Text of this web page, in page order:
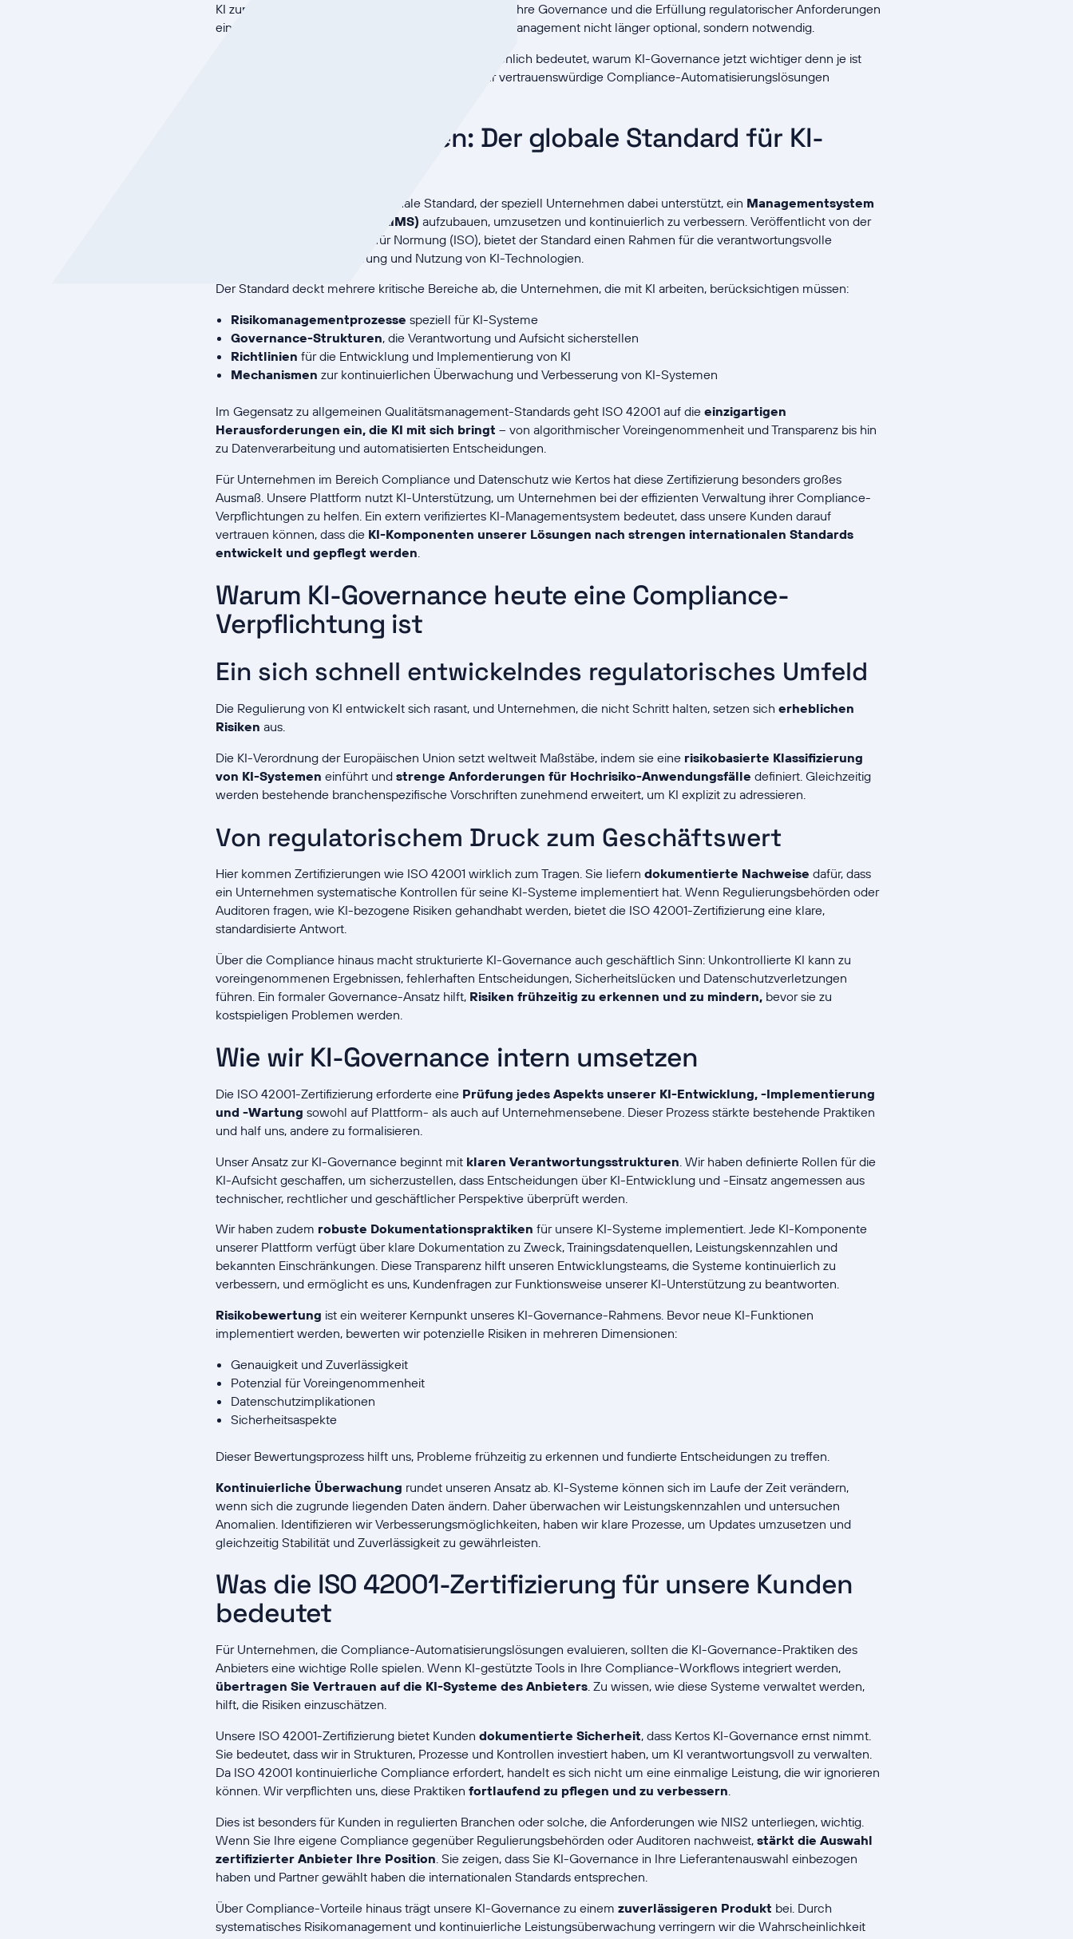
KI zunehmend in die Arbeitsweise von Unternehmen, ihre Governance und die Erfüllung regulatorischer Anforderungen
eingebettet wird, ist ein strukturierter Ansatz zum KI-Management nicht länger optional, sondern notwendig.
tatsächlich bedeutet, warum KI-Governance jetzt wichtiger denn je ist
und wie diese Zertifizierung unser Engagement für vertrauenswürdige Compliance-Automatisierungslösungen
ISO 42001 verstehen: Der globale Standard für KI-
ISO 42001 ist der erste internationale Standard, der speziell Unternehmen dabei unterstützt, ein Managementsystem
für Künstliche Intelligenz (AIMS) aufzubauen, umzusetzen und kontinuierlich zu verbessern. Veröffentlicht von der
Internationalen Organisation für Normung (ISO), bietet der Standard einen Rahmen für die verantwortungsvolle
Entwicklung, Implementierung und Nutzung von KI-Technologien.
Der Standard deckt mehrere kritische Bereiche ab, die Unternehmen, die mit KI arbeiten, berücksichtigen müssen:
Risikomanagementprozesse speziell für KI-Systeme
Governance-Strukturen, die Verantwortung und Aufsicht sicherstellen
Richtlinien für die Entwicklung und Implementierung von KI
Mechanismen zur kontinuierlichen Überwachung und Verbesserung von KI-Systemen
Im Gegensatz zu allgemeinen Qualitätsmanagement-Standards geht ISO 42001 auf die einzigartigen
Herausforderungen ein, die KI mit sich bringt – von algorithmischer Voreingenommenheit und Transparenz bis hin
zu Datenverarbeitung und automatisierten Entscheidungen.
Für Unternehmen im Bereich Compliance und Datenschutz wie Kertos hat diese Zertifizierung besonders großes
Ausmaß. Unsere Plattform nutzt KI-Unterstützung, um Unternehmen bei der effizienten Verwaltung ihrer Compliance-
Verpflichtungen zu helfen. Ein extern verifiziertes KI-Managementsystem bedeutet, dass unsere Kunden darauf
vertrauen können, dass die KI-Komponenten unserer Lösungen nach strengen internationalen Standards
entwickelt und gepflegt werden.
Warum KI-Governance heute eine Compliance-
Verpflichtung ist
Ein sich schnell entwickelndes regulatorisches Umfeld
Die Regulierung von KI entwickelt sich rasant, und Unternehmen, die nicht Schritt halten, setzen sich erheblichen
Risiken aus.
Die KI-Verordnung der Europäischen Union setzt weltweit Maßstäbe, indem sie eine risikobasierte Klassifizierung
von KI-Systemen einführt und strenge Anforderungen für Hochrisiko-Anwendungsfälle definiert. Gleichzeitig
werden bestehende branchenspezifische Vorschriften zunehmend erweitert, um KI explizit zu adressieren.
Von regulatorischem Druck zum Geschäftswert
Hier kommen Zertifizierungen wie ISO 42001 wirklich zum Tragen. Sie liefern dokumentierte Nachweise dafür, dass
ein Unternehmen systematische Kontrollen für seine KI-Systeme implementiert hat. Wenn Regulierungsbehörden oder
Auditoren fragen, wie KI-bezogene Risiken gehandhabt werden, bietet die ISO 42001-Zertifizierung eine klare,
standardisierte Antwort.
Über die Compliance hinaus macht strukturierte KI-Governance auch geschäftlich Sinn: Unkontrollierte KI kann zu
voreingenommenen Ergebnissen, fehlerhaften Entscheidungen, Sicherheitslücken und Datenschutzverletzungen
führen. Ein formaler Governance-Ansatz hilft, Risiken frühzeitig zu erkennen und zu mindern, bevor sie zu
kostspieligen Problemen werden.
Wie wir KI-Governance intern umsetzen
Die ISO 42001-Zertifizierung erforderte eine Prüfung jedes Aspekts unserer KI-Entwicklung, -Implementierung
und -Wartung sowohl auf Plattform- als auch auf Unternehmensebene. Dieser Prozess stärkte bestehende Praktiken
und half uns, andere zu formalisieren.
Unser Ansatz zur KI-Governance beginnt mit klaren Verantwortungsstrukturen . Wir haben definierte Rollen für die
KI-Aufsicht geschaffen, um sicherzustellen, dass Entscheidungen über KI-Entwicklung und -Einsatz angemessen aus
technischer, rechtlicher und geschäftlicher Perspektive überprüft werden.
Wir haben zudem robuste Dokumentationspraktiken für unsere KI-Systeme implementiert. Jede KI-Komponente
unserer Plattform verfügt über klare Dokumentation zu Zweck, Trainingsdatenquellen, Leistungskennzahlen und
bekannten Einschränkungen. Diese Transparenz hilft unseren Entwicklungsteams, die Systeme kontinuierlich zu
verbessern, und ermöglicht es uns, Kundenfragen zur Funktionsweise unserer KI-Unterstützung zu beantworten.
Risikobewertung ist ein weiterer Kernpunkt unseres KI-Governance-Rahmens. Bevor neue KI-Funktionen
implementiert werden, bewerten wir potenzielle Risiken in mehreren Dimensionen:
Genauigkeit und Zuverlässigkeit
Potenzial für Voreingenommenheit
Datenschutzimplikationen
Sicherheitsaspekte
Dieser Bewertungsprozess hilft uns, Probleme frühzeitig zu erkennen und fundierte Entscheidungen zu treffen.
Kontinuierliche Überwachung rundet unseren Ansatz ab. KI-Systeme können sich im Laufe der Zeit verändern,
wenn sich die zugrunde liegenden Daten ändern. Daher überwachen wir Leistungskennzahlen und untersuchen
Anomalien. Identifizieren wir Verbesserungsmöglichkeiten, haben wir klare Prozesse, um Updates umzusetzen und
gleichzeitig Stabilität und Zuverlässigkeit zu gewährleisten.
Was die ISO 42001-Zertifizierung für unsere Kunden
bedeutet
Für Unternehmen, die Compliance-Automatisierungslösungen evaluieren, sollten die KI-Governance-Praktiken des
Anbieters eine wichtige Rolle spielen. Wenn KI-gestützte Tools in Ihre Compliance-Workflows integriert werden,
übertragen Sie Vertrauen auf die KI-Systeme des Anbieters. Zu wissen, wie diese Systeme verwaltet werden,
hilft, die Risiken einzuschätzen.
Unsere ISO 42001-Zertifizierung bietet Kunden dokumentierte Sicherheit, dass Kertos KI-Governance ernst nimmt.
Sie bedeutet, dass wir in Strukturen, Prozesse und Kontrollen investiert haben, um KI verantwortungsvoll zu verwalten.
Da ISO 42001 kontinuierliche Compliance erfordert, handelt es sich nicht um eine einmalige Leistung, die wir ignorieren
können. Wir verpflichten uns, diese Praktiken fortlaufend zu pflegen und zu verbessern.
Dies ist besonders für Kunden in regulierten Branchen oder solche, die Anforderungen wie NIS2 unterliegen, wichtig.
Wenn Sie Ihre eigene Compliance gegenüber Regulierungsbehörden oder Auditoren nachweist, stärkt die Auswahl
zertifizierter Anbieter Ihre Position . Sie zeigen, dass Sie KI-Governance in Ihre Lieferantenauswahl einbezogen
haben und Partner gewählt haben die internationalen Standards entsprechen.
Über Compliance-Vorteile hinaus trägt unsere KI-Governance zu einem zuverlässigeren Produkt bei. Durch
systematisches Risikomanagement und kontinuierliche Leistungsüberwachung verringern wir die Wahrscheinlichkeit